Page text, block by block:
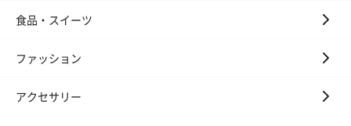
ンク）（1,760円）
ワイト）（
食品・スイーツ
ファッション
アクセサリー